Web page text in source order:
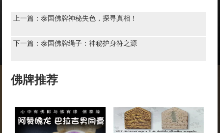
上一篇：泰国佛牌神秘失色，探寻真相！
下一篇：泰国佛牌绳子：神秘护身符之源
佛牌推荐